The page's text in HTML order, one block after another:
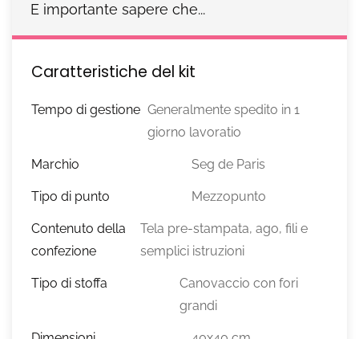
E importante sapere che...
Caratteristiche del kit
Tempo di gestione Generalmente spedito in 1
giorno lavoratio
Marchio Seg de Paris
Tipo di punto Mezzopunto
Contenuto della
confezione
Tela pre-stampata, ago, fili e
semplici istruzioni
Tipo di stoffa
Canovaccio con fori
grandi